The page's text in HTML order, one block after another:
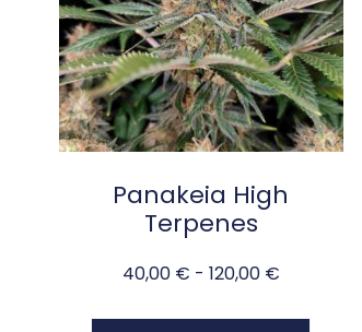
Panakeia High
Terpenes
40,00 € - 120,00 €